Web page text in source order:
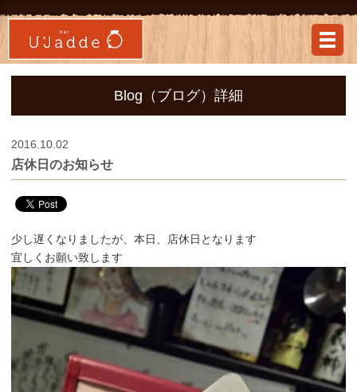
Blog（ブログ）詳細
2016.10.02
店休日のお知らせ
少し遅くなりましたが、本日、店休日となります
宜しくお願い致します